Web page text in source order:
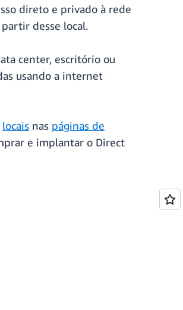
direto e privado à rede
partir desse local.
center, escritório ou
usando a internet
locais nas páginas de
e implantar o Direct